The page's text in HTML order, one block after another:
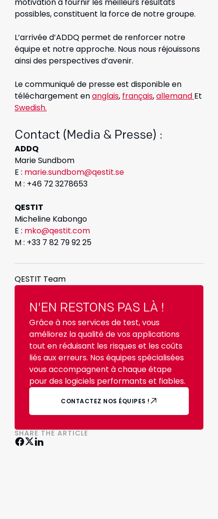
possibles, constituent la force de notre groupe.
L’arrivée d’ADDQ permet de renforcer notre
équipe et notre approche. Nous nous réjouissons
ainsi des perspectives d’avenir.
Le communiqué de presse est disponible en
téléchargement enanglais, français,allemand Et
Swedish.
Contact (Media & Presse) :
ADDQ
Marie Sundbom
E : marie.sundbom@qestit.se
M : +46 72 3278653
QESTIT
Micheline Kabongo
E : mko@qestit.com
M : +33 7 82 79 92 25
QESTIT Team
N'EN RESTONS PAS LÀ !
Grâce à nos services de test, vous
améliorez la qualité de vos applications
tout en réduisant les risques et les coûts
liés aux erreurs. Nos équipes spécialisées
vous accompagnent à chaque étape
pour des logiciels performants et fiables.
CONTACTEZ NOS ÉQUIPES !
SHARE THE ARTICLE